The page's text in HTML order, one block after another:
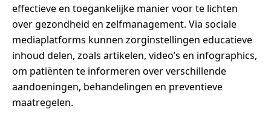
effectieve en toegankelijke manier voor te lichten
over gezondheid en zelfmanagement. Via sociale
mediaplatforms kunnen zorginstellingen educatieve
inhoud delen, zoals artikelen, video’s en infographics,
om patiënten te informeren over verschillende
aandoeningen, behandelingen en preventieve
maatregelen.